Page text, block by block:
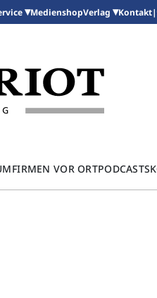
MedienshopVerlag Kontakt|
FIRMEN VOR ORTPODCASTS